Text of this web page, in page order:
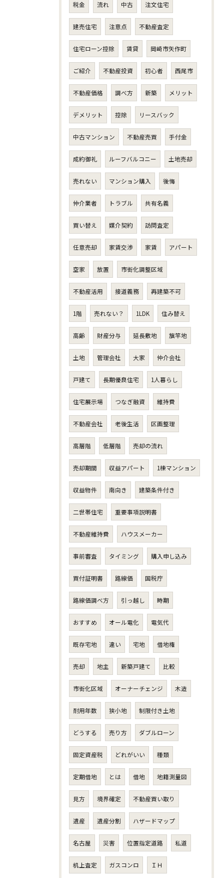
税金 流れ 中古 注文住宅
建売住宅 注意点 不動産査定
住宅ローン控除 賃貸 岡崎市矢作町
ご紹介 不動産投資 初心者 西尾市
不動産価格 調べ方 新築 メリット
デメリット 控除 リースバック
中古マンション 不動産売買 手付金
成約御礼 ルーフバルコニー 土地売却
売れない マンション購入 後悔
仲介業者 トラブル 共有名義
買い替え 媒介契約 訪問査定
任意売却 家賃交渉 家賃 アパート
空家 放置 市街化調整区域
不動産活用 接道義務 再建築不可
1階 売れない？ 1LDK 住み替え
高齢 財産分与 延長敷地 旗竿地
土地 管理会社 大家 仲介会社
戸建て 長期優良住宅 1人暮らし
住宅展示場 つなぎ融資 維持費
不動産会社 老後生活 区画整理
高層階 低層階 売却の流れ
売却期間 収益アパート 1棟マンション
収益物件 南向き 建築条件付き
二世帯住宅 重要事項説明書
不動産維持費 ハウスメーカー
事前審査 タイミング 購入申し込み
買付証明書 路線価 国税庁
路線価調べ方 引っ越し 時期
おすすめ オール電化 電気代
既存宅地 違い 宅地 借地権
売却 地主 新築戸建て 比較
市街化区域 オーナーチェンジ 木造
耐用年数 狭小地 制限付き土地
どうする 売り方 ダブルローン
固定資産税 どれがいい 種類
定期借地 とは 借地 地籍測量図
見方 境界確定 不動産買い取り
遺産 遺産分割 ハザードマップ
名古屋 災害 位置指定道路 私道
机上査定 ガスコンロ ＩＨ